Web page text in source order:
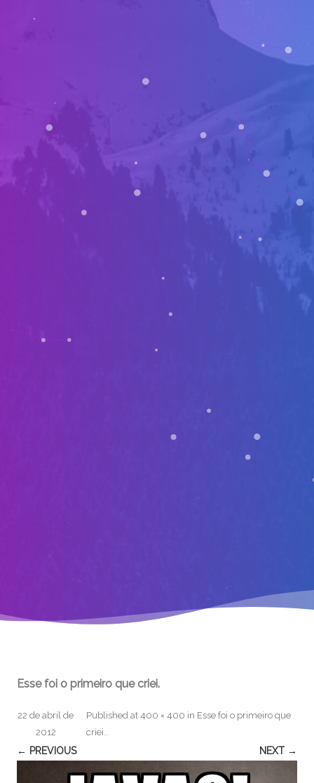
Esse foi o primeiro que criei.
Published
22 de abril de
2012
at 400 × 400 in Esse foi o primeiro que
criei.
← PREVIOUS NEXT →